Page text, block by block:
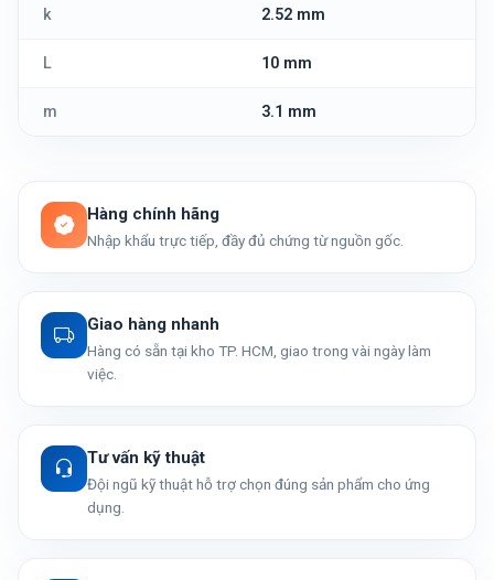
k 2.52 mm
L 10 mm
m 3.1 mm
Hàng chính hãng
Nhập khẩu trực tiếp, đầy đủ chứng từ nguồn gốc.
Giao hàng nhanh
Hàng có sẵn tại kho TP. HCM, giao trong vài ngày làm
việc.
Tư vấn kỹ thuật
Đội ngũ kỹ thuật hỗ trợ chọn đúng sản phẩm cho ứng
dụng.